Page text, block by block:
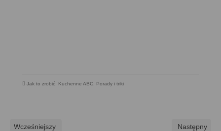
Jak to zrobić Kuchenne ABC Porady i triki
Wcześniejszy Następny